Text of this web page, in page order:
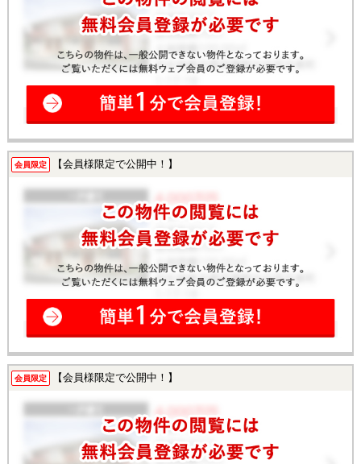
会員限定 【会員様限定で公開中！】
会員限定 【会員様限定で公開中！】